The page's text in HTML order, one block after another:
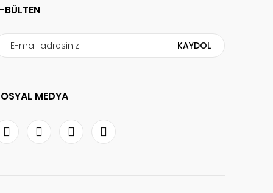
BÜLTEN
KAYDOL
MEDYA